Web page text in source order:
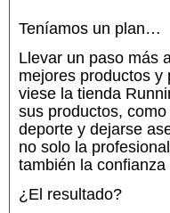
Teníamos un plan…
Llevar un paso más
mejores productos
viese la tienda
sus productos,
deporte y dejarse
no solo la
también la
¿El resultado?